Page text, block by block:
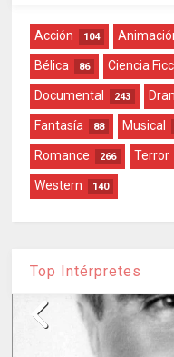
Acción 104
Bélica 86 Ciencia
Documental 243
Fantasía 88 Musical
Romance 266 Terror
Western 140
Top Intérpretes